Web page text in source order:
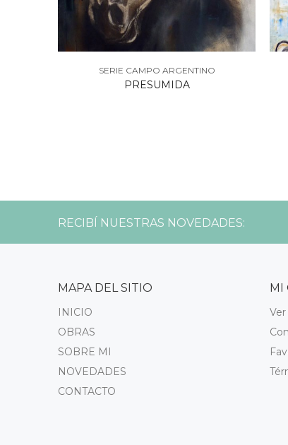
SERIE CAMPO ARGENTINO
PRESUMIDA
RECIBÍ NUESTRAS NOVEDADES:
MAPA DEL SITIO
INICIO
OBRAS
SOBRE MI
NOVEDADES
CONTACTO
MI